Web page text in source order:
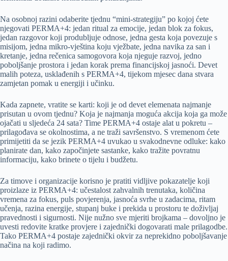
Na osobnoj razini odaberite tjednu “mini-strategiju” po kojoj ćete
njegovati PERMA+4: jedan ritual za emocije, jedan blok za fokus,
jedan razgovor koji produbljuje odnose, jedna gesta koja povezuje s
misijom, jedna mikro-vještina koju vježbate, jedna navika za san i
kretanje, jedna rečenica samogovora koja njeguje razvoj, jedno
poboljšanje prostora i jedan korak prema financijskoj jasnoći. Devet
malih poteza, usklađenih s PERMA+4, tijekom mjesec dana stvara
zamjetan pomak u energiji i učinku.
Kada zapnete, vratite se karti: koji je od devet elemenata najmanje
prisutan u ovom tjednu? Koja je najmanja moguća akcija koja ga može
ojačati u sljedeća 24 sata? Time PERMA+4 ostaje alat u pokretu –
prilagođava se okolnostima, a ne traži savršenstvo. S vremenom ćete
primijetiti da se jezik PERMA+4 uvukao u svakodnevne odluke: kako
planirate dan, kako započinjete sastanke, kako tražite povratnu
informaciju, kako brinete o tijelu i budžetu.
Za timove i organizacije korisno je pratiti vidljive pokazatelje koji
proizlaze iz PERMA+4: učestalost zahvalnih trenutaka, količina
vremena za fokus, puls povjerenja, jasnoća svrhe u zadacima, ritam
učenja, razina energije, stupanj buke i prekida u prostoru te doživljaj
pravednosti i sigurnosti. Nije nužno sve mjeriti brojkama – dovoljno je
uvesti redovite kratke provjere i zajednički dogovarati male prilagodbe.
Tako PERMA+4 postaje zajednički okvir za neprekidno poboljšavanje
načina na koji radimo.